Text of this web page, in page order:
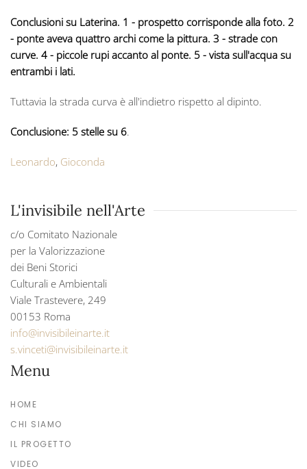
Conclusioni su Laterina. 1 - prospetto corrisponde alla foto. 2
- ponte aveva quattro archi come la pittura. 3 - strade con
curve. 4 - piccole rupi accanto al ponte. 5 - vista sull'acqua su
entrambi i lati.
Tuttavia la strada curva è all'indietro rispetto al dipinto.
Conclusione: 5 stelle su 6.
Leonardo, Gioconda
L'invisibile nell'Arte
c/o Comitato Nazionale
per la Valorizzazione
dei Beni Storici
Culturali e Ambientali
Viale Trastevere, 249
00153 Roma
info@invisibileinarte.it
s.vinceti@invisibileinarte.it
Menu
HOME
CHI SIAMO
IL PROGETTO
VIDEO